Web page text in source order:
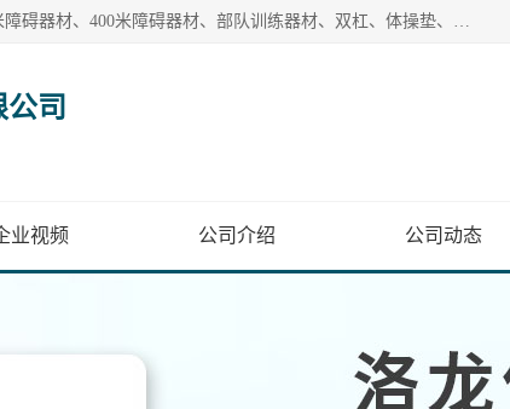
【1分钟前更新】盐山洛龙体育器材销售有限公司批量供应：300米障碍器材、400米障碍器材、部队训练器材、双杠、体操垫、舞蹈把杆等产品。盐山洛龙体育器材销售有限公司经过多年的发展，集研发，生产，销售，售后服务为一体. 奉行“质量，信誉，服务”的宗旨，以开拓创新的精神和真诚守信的态度积极进取。
司
业视频 公司介绍 公司动态